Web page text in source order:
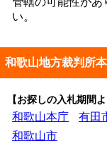
い。
和歌山地方裁判所
【お探しの入札期間
和歌山本庁 有田
和歌山市